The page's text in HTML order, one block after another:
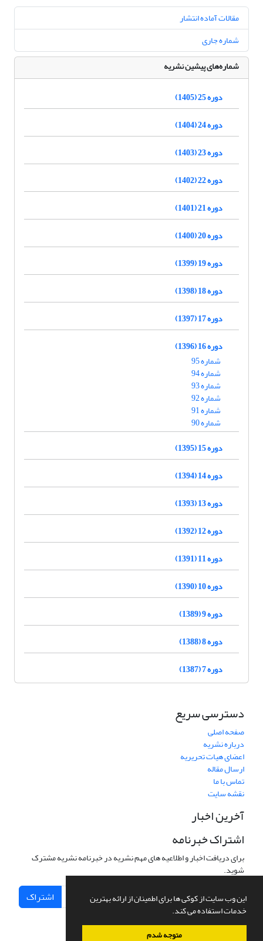
این وب سایت از کوکی ها برای اطمینان از ارائه بهترین
خدمات استفاده می کند.
متوجه شدم
مقالات آماده انتشار
شماره جاری
شماره‌های پیشین نشریه
دوره 25 (1405)
دوره 24 (1404)
دوره 23 (1403)
دوره 22 (1402)
دوره 21 (1401)
دوره 20 (1400)
دوره 19 (1399)
دوره 18 (1398)
دوره 17 (1397)
دوره 16 (1396)
شماره 95
شماره 94
شماره 93
شماره 92
شماره 91
شماره 90
دوره 15 (1395)
دوره 14 (1394)
دوره 13 (1393)
دوره 12 (1392)
دوره 11 (1391)
دوره 10 (1390)
دوره 9 (1389)
دوره 8 (1388)
دوره 7 (1387)
دسترسی سریع
صفحه اصلی
درباره نشریه
اعضای هیات تحریریه
ارسال مقاله
تماس با ما
نقشه سایت
آخرین اخبار
اشتراک خبرنامه
برای دریافت اخبار و اطلاعیه های مهم نشریه در خبرنامه نشریه مشترک
شوید.
اشتراک